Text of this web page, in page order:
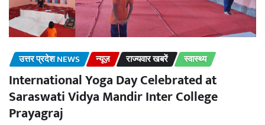
उत्तर प्रदेश NEWS न्यूज़ राज्यवार खबरें स्वास्थ्य
International Yoga Day Celebrated at
Saraswati Vidya Mandir Inter College
Prayagraj